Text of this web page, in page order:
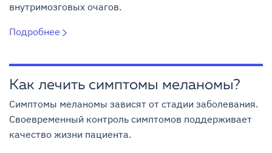
внутримозговых очагов.
Подробнее
Как лечить симптомы меланомы?
Симптомы меланомы зависят от стадии заболевания.
Своевременный контроль симптомов поддерживает
качество жизни пациента.